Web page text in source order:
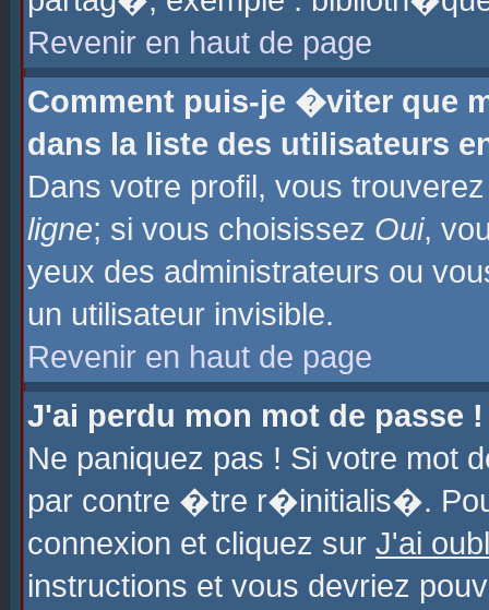
Revenir en haut de page
Comment puis-je �viter que
dans la liste des utilisateurs
Dans votre profil, vous
ligne; si vous choisissez Oui,
yeux des administrateurs ou
un utilisateur invisible.
Revenir en haut de page
J'ai perdu mon mot de passe !
Ne paniquez pas ! Si votre
par contre �tre r�initialis�.
connexion et cliquez sur J'ai
instructions et vous devriez